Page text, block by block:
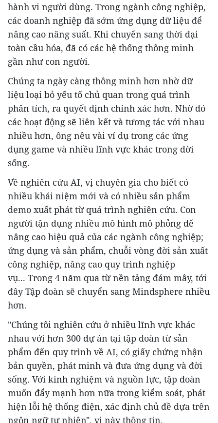
hành vi người dùng. Trong ngành công nghiệp,
các doanh nghiệp đã sớm ứng dụng dữ liệu để
nâng cao năng suất. Khi chuyển sang thời đại
toàn cầu hóa, đã có các hệ thống thông minh
gần như con người.
Chúng ta ngày càng thông minh hơn nhờ dữ
liệu loại bỏ yếu tố chủ quan trong quá trình
phân tích, ra quyết định chính xác hơn. Nhờ đó
các hoạt động sẽ liên kết và tương tác với nhau
nhiều hơn, ông nêu vài ví dụ trong các ứng
dụng game và nhiều lĩnh vực khác trong đời
sống.
Về nghiên cứu AI, vị chuyên gia cho biết có
nhiều khái niệm mới và có nhiều sản phẩm
demo xuất phát từ quá trình nghiên cứu. Con
người tận dụng nhiều mô hình mô phỏng để
nâng cao hiệu quả của các ngành công nghiệp;
ứng dụng và sản phẩm, chuỗi vòng đời sản xuất
công nghiệp, nâng cao quy trình nghiệp
vụ... Trong 4 năm qua từ nền tảng đám mây, tới
đây Tập đoàn sẽ chuyển sang Mindsphere nhiều
hơn.
"Chúng tôi nghiên cứu ở nhiều lĩnh vực khác
nhau với hơn 300 dự án tại tập đoàn từ sản
phẩm đến quy trình về AI, có giấy chứng nhận
bản quyền, phát minh và đưa ứng dụng và đời
sống. Với kinh nghiệm và nguồn lực, tập đoàn
muốn đẩy mạnh hơn nữa trong kiểm soát, phát
hiện lỗi hệ thống điện, xác định chủ đề dựa trên
ngôn ngữ tự nhiên", vị này thông tin.